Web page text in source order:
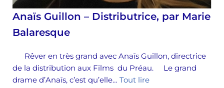
Anaïs Guillon – Distributrice, par Marie
Balaresque
Rêver en très grand avec Anaïs Guillon, directrice
de la distribution aux Films du Préau. Le grand
drame d’Anaïs, c’est qu’elle… Tout lire